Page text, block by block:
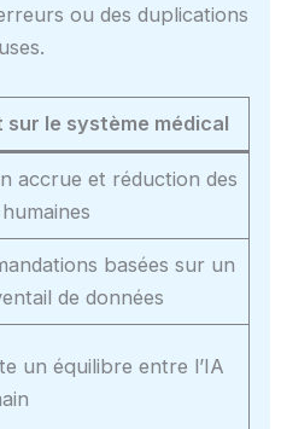
ou des duplications
sur le système médical
accrue et réduction des
basées sur un
de données
un équilibre entre l’IA